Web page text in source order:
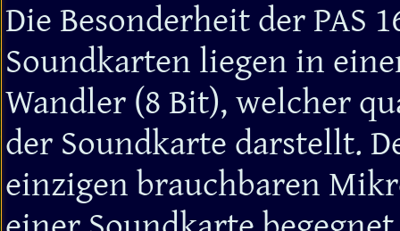
Die Besonderheit der PAS
Soundkarten liegen in
Wandler (8 Bit), welcher
der Soundkarte darstellt.
einzigen brauchbaren